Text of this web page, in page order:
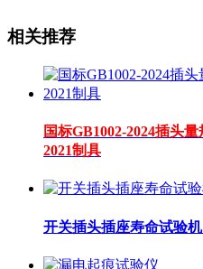
相关推荐
国标GB1002-2024插头
2021制具
开关插头插座寿命试验机